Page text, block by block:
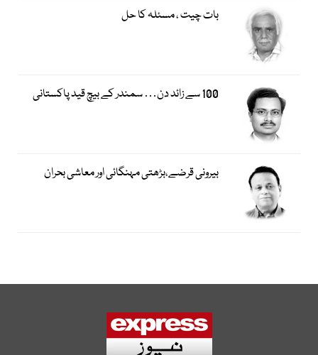
بات چیت ، مسئلہ کا حل
100 سے زائد دن… سمندر کے بیچ قید پاکستانی
بیرونی قرضے،بڑھتی مہنگائی اور معاشی بحران